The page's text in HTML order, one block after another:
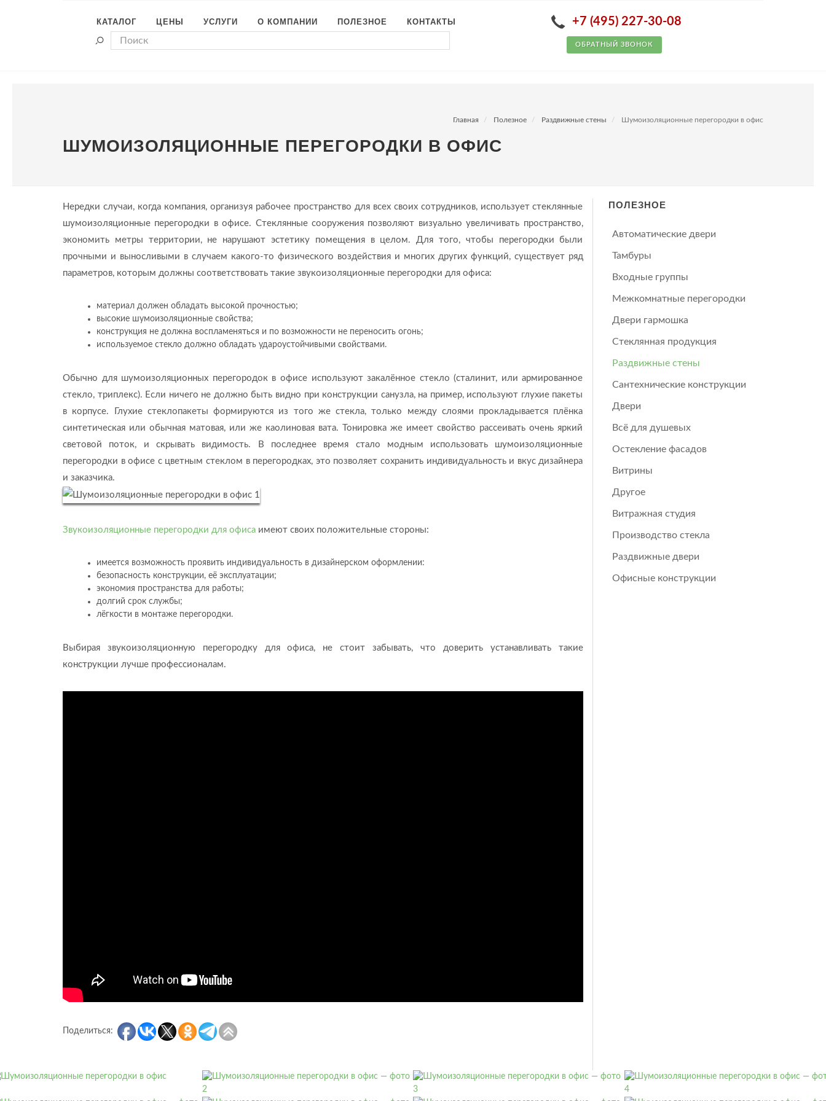
КАТАЛОГ ЦЕНЫ УСЛУГИ О КОМПАНИИ ПОЛЕЗНОЕ КОНТАКТЫ +7 (495) 227-30-08
ОБРАТНЫЙ ЗВОНОК
Главная Полезное Раздвижные стены Шумоизоляционные перегородки в офис
ШУМОИЗОЛЯЦИОННЫЕ ПЕРЕГОРОДКИ В ОФИС
Нередки случаи, когда компания, организуя рабочее пространство для всех своих сотрудников, использует стеклянные
шумоизоляционные перегородки в офисе. Стеклянные сооружения позволяют визуально увеличивать пространство,
экономить метры территории, не нарушают эстетику помещения в целом. Для того, чтобы перегородки были
прочными и выносливыми в случаем какого-то физического воздействия и многих других функций, существует ряд
параметров, которым должны соответствовать такие звукоизоляционные перегородки для офиса:
материал должен обладать высокой прочностью;
высокие шумоизоляционные свойства;
конструкция не должна воспламеняться и по возможности не переносить огонь;
используемое стекло должно обладать удароустойчивыми свойствами.
Обычно для шумоизоляционных перегородок в офисе используют закалённое стекло (сталинит, или армированное
стекло, триплекс). Если ничего не должно быть видно при конструкции санузла, на пример, используют глухие пакеты
в корпусе. Глухие стеклопакеты формируются из того же стекла, только между слоями прокладывается плёнка
синтетическая или обычная матовая, или же каолиновая вата. Тонировка же имеет свойство рассеивать очень яркий
световой поток, и скрывать видимость. В последнее время стало модным использовать шумоизоляционные
перегородки в офисе с цветным стеклом в перегородках, это позволяет сохранить индивидуальность и вкус дизайнера
и заказчика.
Звукоизоляционные перегородки для офиса имеют своих положительные стороны:
имеется возможность проявить индивидуальность в дизайнерском оформлении:
безопасность конструкции, её эксплуатации;
экономия пространства для работы;
долгий срок службы;
лёгкости в монтаже перегородки.
Выбирая звукоизоляционную перегородку для офиса, не стоит забывать, что доверить устанавливать такие
конструкции лучше профессионалам.
Поделиться:
ПОЛЕЗНОЕ
Автоматические двери
Тамбуры
Входные группы
Межкомнатные перегородки
Двери гармошка
Стеклянная продукция
Раздвижные стены
Сантехнические конструкции
Двери
Всё для душевых
Остекление фасадов
Витрины
Другое
Витражная студия
Производство стекла
Раздвижные двери
Офисные конструкции